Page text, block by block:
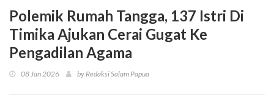
Polemik Rumah Tangga, 137 Istri Di
Timika Ajukan Cerai Gugat Ke
Pengadilan Agama
08 Jan 2026 by Redaksi Salam Papua